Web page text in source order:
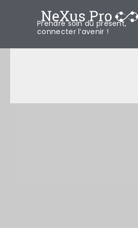
contenu
Prendre soin du présent,
connecter l’avenir !